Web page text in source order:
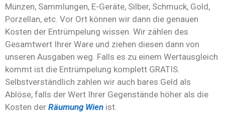
Münzen, Sammlungen, E-Geräte, Silber, Schmuck, Gold,
Porzellan, etc. Vor Ort können wir dann die genauen
Kosten der Entrümpelung wissen. Wir zählen des
Gesamtwert Ihrer Ware und ziehen diesen dann von
unseren Ausgaben weg. Falls es zu einem Wertausgleich
kommt ist die Entrümpelung komplett GRATIS.
Selbstverständlich zahlen wir auch bares Geld als
Ablöse, falls der Wert Ihrer Gegenstände höher als die
Kosten der Räumung Wien ist.